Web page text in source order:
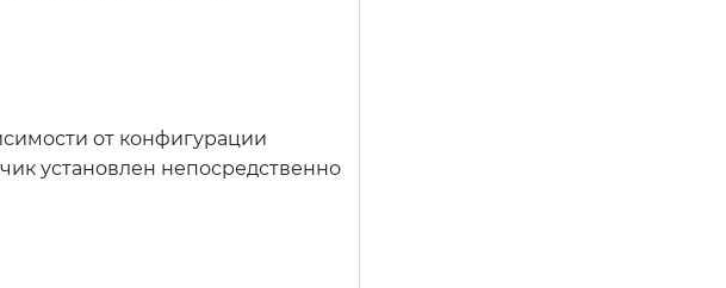
от конфигурации
установлен непосредственно